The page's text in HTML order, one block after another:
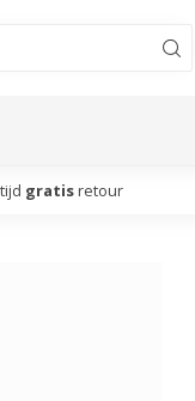
gratis retour